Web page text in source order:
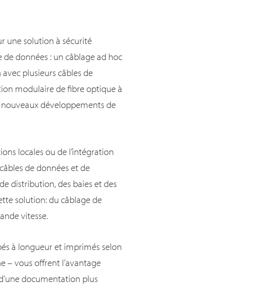
une solution à sécurité
données : un câblage ad hoc
plusieurs câbles de
modulaire de fibre optique à
nouveaux développements de
locales ou de l’intégration
de données et de
distribution, des baies et des
solution: du câblage de
vitesse.
à longueur et imprimés selon
– vous offrent l’avantage
documentation plus